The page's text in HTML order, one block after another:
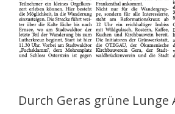
Durch Geras grüne Lunge